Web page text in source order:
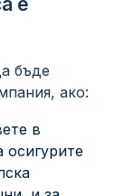
бъде
ако:
в
осигурите